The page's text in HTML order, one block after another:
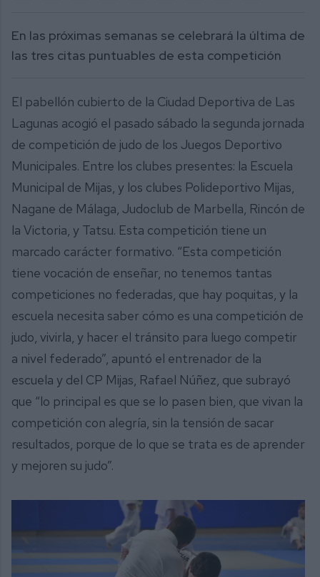
En las próximas semanas se celebrará la última de
las tres citas puntuables de esta competición
El pabellón cubierto de la Ciudad Deportiva de Las
Lagunas acogió el pasado sábado la segunda jornada
de competición de judo de los Juegos Deportivo
Municipales. Entre los clubes presentes: la Escuela
Municipal de Mijas, y los clubes Polideportivo Mijas,
Nagane de Málaga, Judoclub de Marbella, Rincón de
la Victoria, y Tatsu. Esta competición tiene un
marcado carácter formativo. “Esta competición
tiene vocación de enseñar, no tenemos tantas
competiciones no federadas, que hay poquitas, y la
escuela necesita saber cómo es una competición de
judo, vivirla, y hacer el tránsito para luego competir
a nivel federado”, apuntó el entrenador de la
escuela y del CP Mijas, Rafael Núñez, que subrayó
que “lo principal es que se lo pasen bien, que vivan la
competición con alegría, sin la tensión de sacar
resultados, porque de lo que se trata es de aprender
y mejoren su judo”.